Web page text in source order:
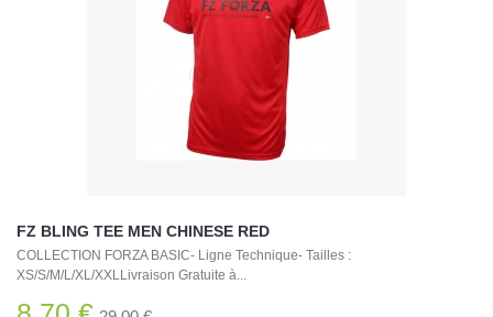
FZ BLING TEE MEN CHINESE RED
COLLECTION FORZA BASIC- Ligne Technique- Tailles :
XS/S/M/L/XL/XXLLivraison Gratuite à...